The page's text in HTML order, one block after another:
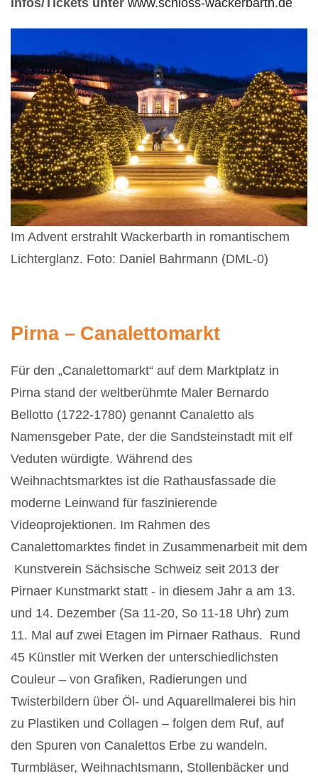
Im Advent erstrahlt Wackerbarth in romantischem
Lichterglanz. Foto: Daniel Bahrmann (DML-0)
Pirna – Canalettomarkt
Für den „Canalettomarkt“ auf dem Marktplatz in
Pirna stand der weltberühmte Maler Bernardo
Bellotto (1722-1780) genannt Canaletto als
Namensgeber Pate, der die Sandsteinstadt mit elf
Veduten würdigte. Während des
Weihnachtsmarktes ist die Rathausfassade die
moderne Leinwand für faszinierende
Videoprojektionen. Im Rahmen des
Canalettomarktes findet in Zusammenarbeit mit dem
Kunstverein Sächsische Schweiz seit 2013 der
Pirnaer Kunstmarkt statt - in diesem Jahr a am 13.
und 14. Dezember (Sa 11-20, So 11-18 Uhr) zum
11. Mal auf zwei Etagen im Pirnaer Rathaus. Rund
45 Künstler mit Werken der unterschiedlichsten
Couleur – von Grafiken, Radierungen und
Twisterbildern über Öl- und Aquarellmalerei bis hin
zu Plastiken und Collagen – folgen dem Ruf, auf
den Spuren von Canalettos Erbe zu wandeln.
Turmbläser, Weihnachtsmann, Stollenbäcker und